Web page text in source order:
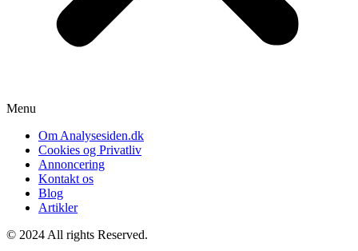
Menu
Om Analysesiden.dk
Cookies og Privatliv
Annoncering
Kontakt os
Blog
Artikler
© 2024 All rights Reserved.